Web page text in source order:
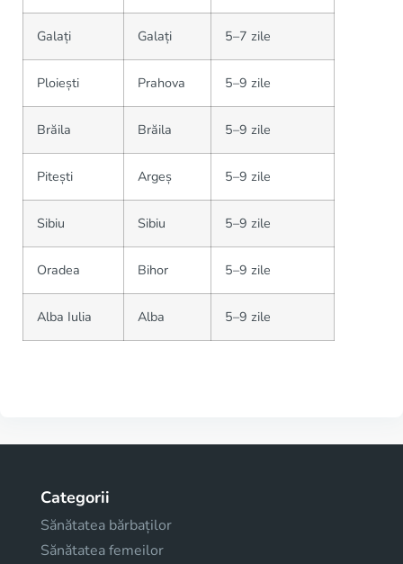
Galați Galați 5–7 zile
Ploiești Prahova 5–9 zile
Brăila Brăila 5–9 zile
Pitești Argeș 5–9 zile
Sibiu Sibiu 5–9 zile
Oradea Bihor 5–9 zile
Alba Iulia Alba 5–9 zile
Categorii
Sănătatea bărbaților
Sănătatea femeilor